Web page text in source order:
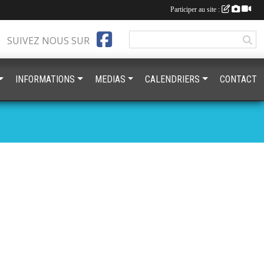
SUIVEZ NOUS SUR
INFORMATIONS MEDIAS CALENDRIERS CONTACT
Participer au site :